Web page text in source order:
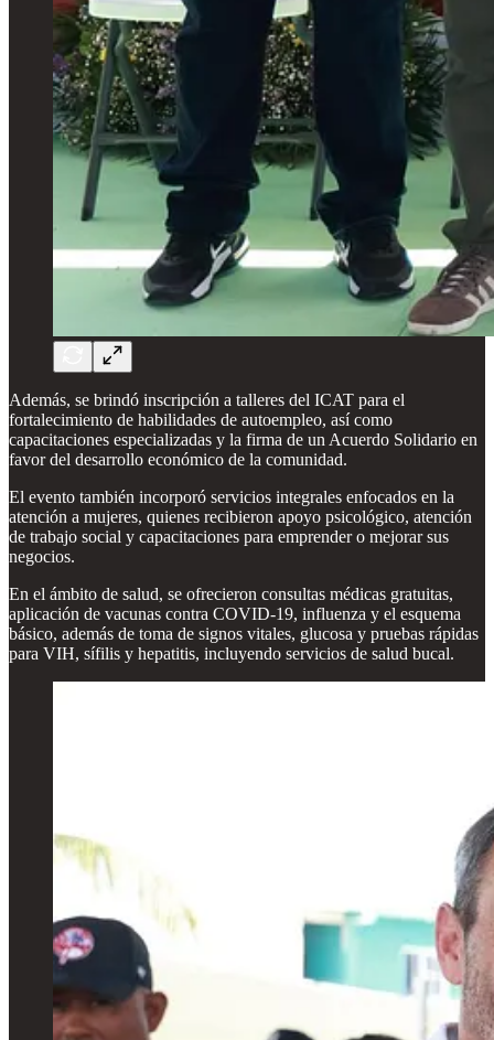
Además, se brindó inscripción a talleres del ICAT para el
fortalecimiento de habilidades de autoempleo, así como
capacitaciones especializadas y la firma de un Acuerdo Solidario en
favor del desarrollo económico de la comunidad.
El evento también incorporó servicios integrales enfocados en la
atención a mujeres, quienes recibieron apoyo psicológico, atención
de trabajo social y capacitaciones para emprender o mejorar sus
negocios.
En el ámbito de salud, se ofrecieron consultas médicas gratuitas,
aplicación de vacunas contra COVID-19, influenza y el esquema
básico, además de toma de signos vitales, glucosa y pruebas rápidas
para VIH, sífilis y hepatitis, incluyendo servicios de salud bucal.